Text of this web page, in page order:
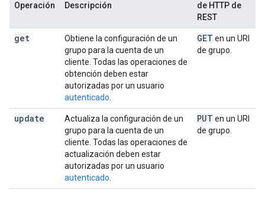
Operación Descripción
de HTTP de
REST
get
Obtiene la configuración de un
grupo para la cuenta de un
cliente. Todas las operaciones de
obtención deben estar
autorizadas por un usuario
autenticado
GET en un URI
de grupo.
update
Actualiza la configuración de un
grupo para la cuenta de un
cliente. Todas las operaciones de
actualización deben estar
autorizadas por un usuario
autenticado
PUT en un URI
de grupo.